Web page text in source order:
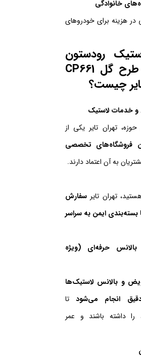
خانوادگی
هزینه برای خودروهای
رودستون
سایز 185/70R13 طرح گل CP661
چیست؟
تهران تایر یکی از
فروشگاه‌های تخصصی
به آن اعتماد دارند.
تهران تایر سفارش
بسته‌بندی ایمن به سراسر
حرفه‌ای (ویژه
و بالانس لاستیک‌ها
انجام می‌شودتا
را داشته باشند و عمر